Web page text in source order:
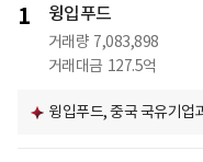
1 윙입푸드
거래량 7,083,898
거래대금 127.5억
윙입푸드, 중국 국유기업